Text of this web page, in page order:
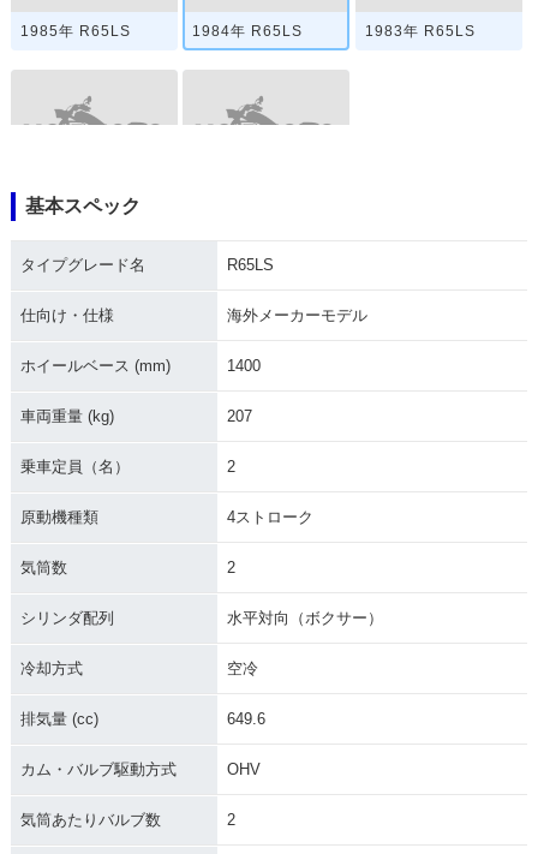
1985年 R65LS 1984年 R65LS 1983年 R65LS
1982年 R65LS
基本スペック
タイプグレード名 R65LS
仕向け・仕様 海外メーカーモデル
ホイールベース (mm) 1400
車両重量 (kg) 207
乗車定員（名） 2
原動機種類 4ストローク
気筒数 2
シリンダ配列 水平対向（ボクサー）
冷却方式 空冷
排気量 (cc) 649.6
カム・バルブ駆動方式 OHV
気筒あたりバルブ数 2